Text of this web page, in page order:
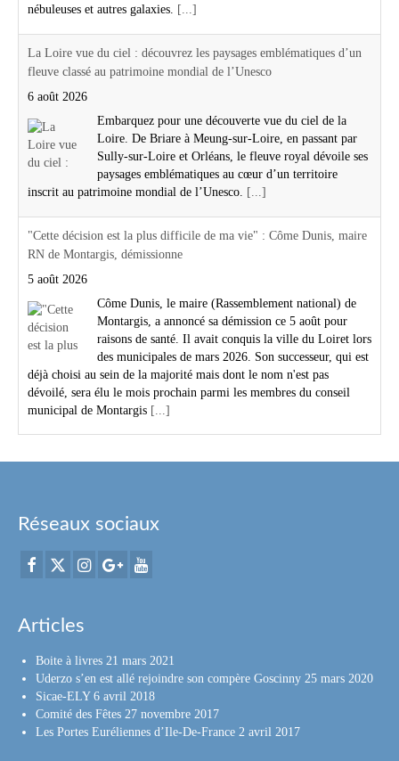
nébuleuses et autres galaxies. [...]
La Loire vue du ciel : découvrez les paysages emblématiques d’un
fleuve classé au patrimoine mondial de l’Unesco
6 août 2026
Embarquez pour une découverte vue du ciel de la
Loire. De Briare à Meung-sur-Loire, en passant par
Sully-sur-Loire et Orléans, le fleuve royal dévoile ses
paysages emblématiques au cœur d’un territoire
inscrit au patrimoine mondial de l’Unesco. [...]
"Cette décision est la plus difficile de ma vie" : Côme Dunis, maire
RN de Montargis, démissionne
5 août 2026
Côme Dunis, le maire (Rassemblement national) de
Montargis, a annoncé sa démission ce 5 août pour
raisons de santé. Il avait conquis la ville du Loiret lors
des municipales de mars 2026. Son successeur, qui est
déjà choisi au sein de la majorité mais dont le nom n'est pas
dévoilé, sera élu le mois prochain parmi les membres du conseil
municipal de Montargis [...]
Réseaux sociaux
Articles
Boite à livres 21 mars 2021
Uderzo s’en est allé rejoindre son compère Goscinny 25 mars 2020
Sicae-ELY 6 avril 2018
Comité des Fêtes 27 novembre 2017
Les Portes Euréliennes d’Ile-De-France 2 avril 2017